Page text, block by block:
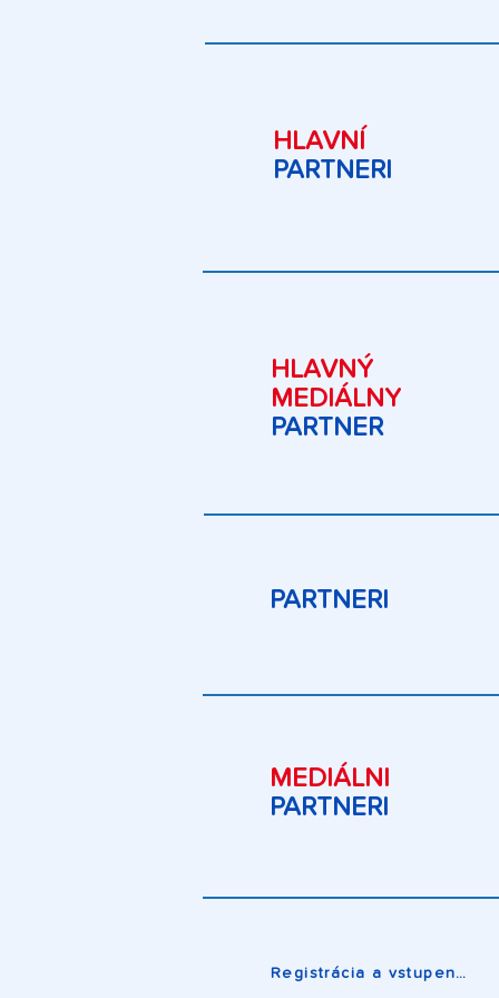
HLAVNÍ
PARTNERI
HLAVNÝ
MEDIÁLNY
PARTNER
PARTNERI
MEDIÁLNI
PARTNERI
Registrácia a vstupenky